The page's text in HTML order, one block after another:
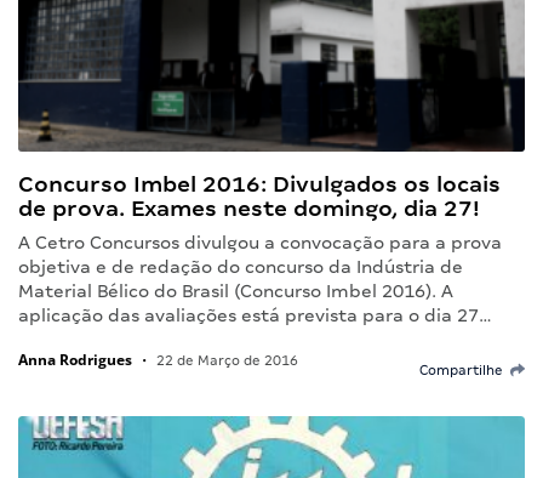
Concurso Imbel 2016: Divulgados os locais
de prova. Exames neste domingo, dia 27!
A Cetro Concursos divulgou a convocação para a prova
objetiva e de redação do concurso da Indústria de
Material Bélico do Brasil (Concurso Imbel 2016). A
aplicação das avaliações está prevista para o dia 27…
Anna Rodrigues • 22 de Março de 2016
Compartilhe